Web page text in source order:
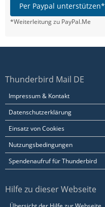
Per Paypal unterstützen*
*Weiterleitung zu PayPal.Me
Thunderbird Mail DE
Impressum & Kontakt
Datenschutzerklärung
Einsatz von Cookies
Nutzungsbedingungen
Spendenaufruf für Thunderbird
Hilfe zu dieser Webseite